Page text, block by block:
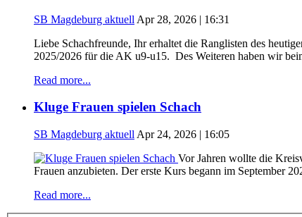
SB Magdeburg aktuell Apr 28, 2026 | 16:31
Liebe Schachfreunde, Ihr erhaltet die Ranglisten des
2025/2026 für die AK u9-u15. Des Weiteren haben wir
Read more...
Kluge Frauen spielen Schach
SB Magdeburg aktuell Apr 24, 2026 | 16:05
Vor Jahren wollte die
Frauen anzubieten. Der erste Kurs begann im September
Read more...